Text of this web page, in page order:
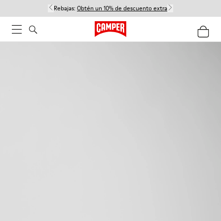
Rebajas: Obtén un 10% de descuento extra